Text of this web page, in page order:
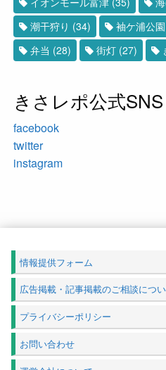
潮干狩り (34) 袖ケ浦公園
弁当 (28) 街灯 (27)
きさレポ公式SNS
facebook
twitter
instagram
情報提供フォーム
広告掲載・記事掲載のご相談につ
プライバシーポリシー
お問い合わせ